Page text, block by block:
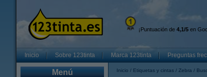
¡Puntuación de 4,1/5 en
Inicio Sobre 123tinta Marca 123tinta Preguntas
Menú Inicio Etiquetas y cintas Zebra